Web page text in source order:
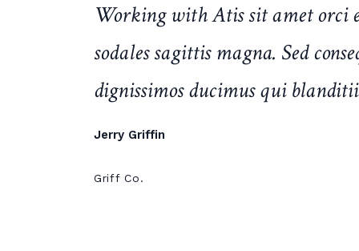
Working with Atis sit amet orci
sodales sagittis magna. Sed
dignissimos ducimus qui
Jerry Griffin
Griff Co.